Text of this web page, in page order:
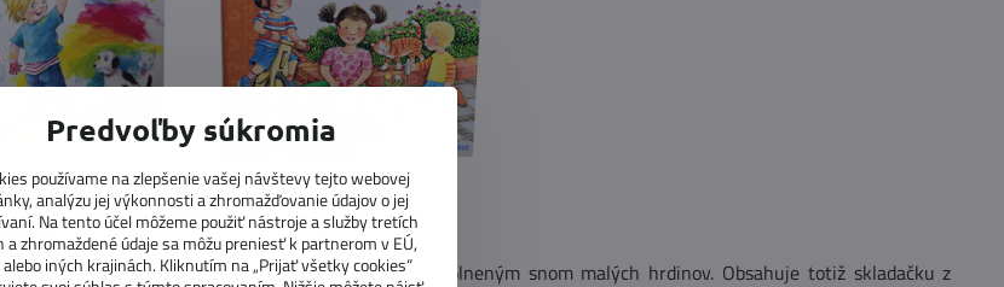
hovorí. Špeciálnakniha Hasičská stanicaje splneným snom malých hrdinov. Obsahuje totiž skladačku z
Predvoľby súkromia
používame na zlepšenie vašej návštevy tejto webovej
analýzu jej výkonnosti a zhromažďovanie údajov o jej
Na tento účel môžeme použiť nástroje a služby tretích
a zhromaždené údaje sa môžu preniesť k partnerom v EÚ,
alebo iných krajinách. Kliknutím na „Prijať všetky cookies“